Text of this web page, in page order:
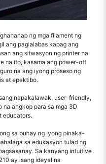
ng mga filament ng
ang paglalabas kapag ang
ang sitwasyon ng printer na
na ito, kasama ang power-off
na ang iyong proseso ng
at epektibo.
napakalawak, user-friendly,
angkop para sa mga 3D
educators.
sa buhay ng iyong pinaka-
sa edukasyon tulad ng
Sa kanyang intuitive
ay isang ideyal na